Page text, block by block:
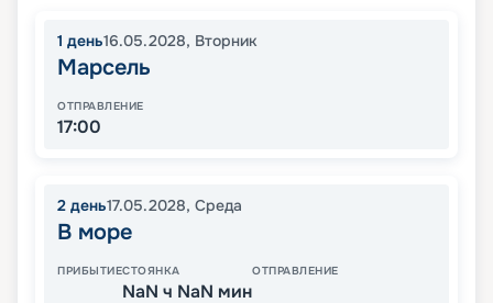
1 день16.05.2028, Вторник
Марсель
ОТПРАВЛЕНИЕ
17:00
2 день17.05.2028, Среда
В море
ПРИБЫТИЕСТОЯНКА
NaN ч NaN мин
ОТПРАВЛЕНИЕ